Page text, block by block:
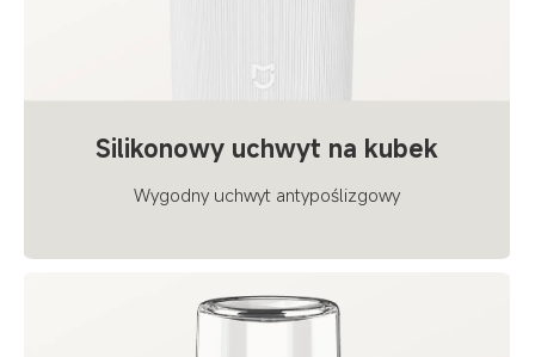
Silikonowy uchwyt na kubek
Wygodny uchwyt antypoślizgowy